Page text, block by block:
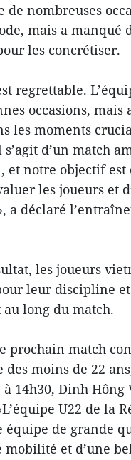
de nombreuses
mais a manqué
les concrétiser.
regrettable.
occasions, mais
les moments
d’un match
et notre objectif est
les joueurs et
a déclaré
les joueurs
leur discipline
au long du match.
prochain match
des moins de 22
14h30, Dinh Hông
U22 de la
équipe de grande
mobilité et d’une